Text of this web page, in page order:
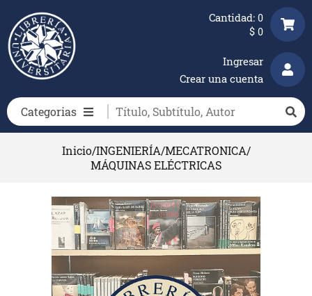
Categorias
Ingresar
Crear una cuenta
Cantidad: 0
$ 0
Inicio/INGENIERÍA/MECATRONICA/
MÁQUINAS ELÉCTRICAS